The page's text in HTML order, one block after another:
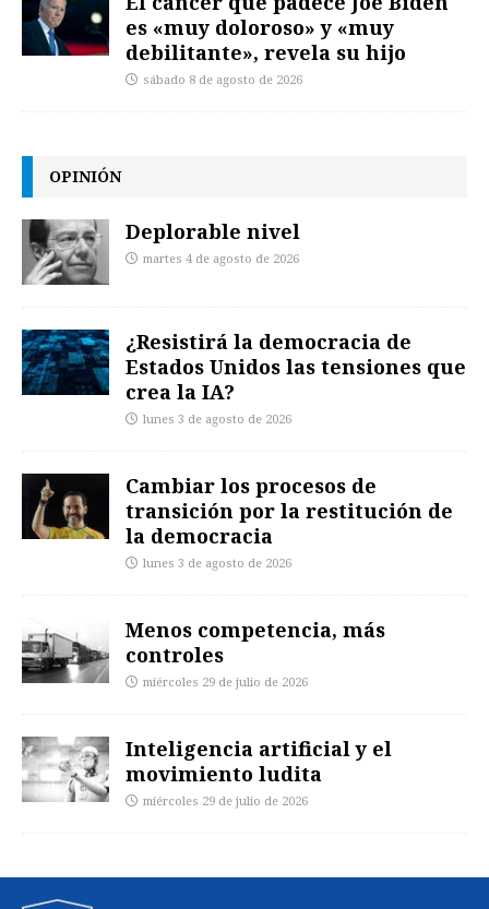
es «muy doloroso» y «muy
debilitante», revela su hijo
sábado 8 de agosto de 2026
OPINIÓN
Deplorable nivel
martes 4 de agosto de 2026
¿Resistirá la democracia de
Estados Unidos las tensiones que
crea la IA?
lunes 3 de agosto de 2026
Cambiar los procesos de
transición por la restitución de
la democracia
lunes 3 de agosto de 2026
Menos competencia, más
controles
miércoles 29 de julio de 2026
Inteligencia artificial y el
movimiento ludita
miércoles 29 de julio de 2026